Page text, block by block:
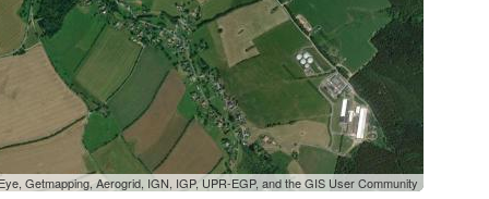
Getmapping, Aerogrid, IGN, IGP, UPR-EGP, and the GIS User Community